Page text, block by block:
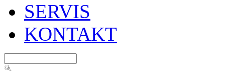
SERVIS
KONTAKT